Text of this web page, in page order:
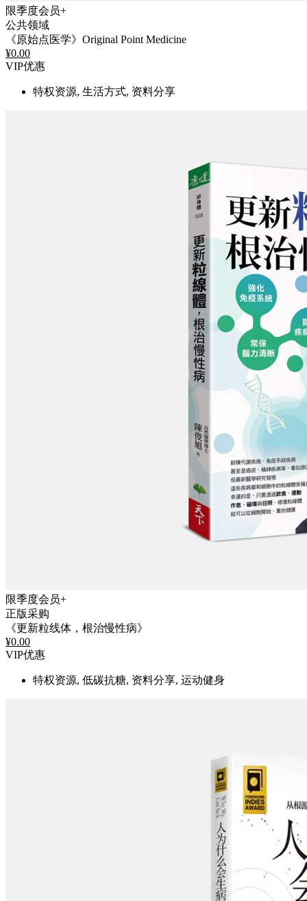
限季度会员+
公共领域
《原始点医学》Original Point Medicine
¥0.00
VIP优惠
特权资源, 生活方式, 资料分享
限季度会员+
正版采购
《更新粒线体，根治慢性病》
¥0.00
VIP优惠
特权资源, 低碳抗糖, 资料分享, 运动健身